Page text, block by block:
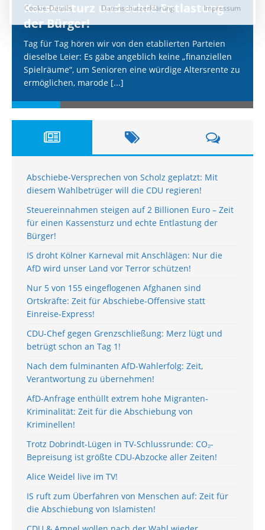
Kassensturz und echte Entlastung
der Bürger!
Tag für Tag hören wir von den etablierten Parteien
dieselbe Leier: Es gäbe angeblich keine „finanziellen
Spielräume“, um Senioren eine würdige Altersrente zu
ermöglichen, marode [...]
Abschiebe-Versprechen von Scholz geplatzt: Mit
diesem Wahlbetrüger will die CDU regieren!
Steuereinnahmen steigen auf 2 Billionen Euro – Zeit
für einen Kassensturz und echte Entlastung der
Bürger!
IS droht Kölner Karneval mit Anschlägen: Nur die
AfD wird unser Land vor Terror schützen!
Nur 5 von 155 eingeflogenen Afghanen sind
Ortskräfte: Zeit für Abschiebe-Offensive statt
Einreise-Express!
CDU-Chef gegen Grenzschließung: Merz lügt und
betrügt schon an Tag 1!
Nach dem fulminanten AfD-Wahlerfolg: Zeit,
Verantwortung zu übernehmen!
AfD-Anfrage enthüllt extrem hohe Migranten-
Kriminalität: Zeit für die Abschiebung von
Kriminellen!
Trotz Dobrindt-Lügen in TV-Schlussrunde: CO₂-
Bepreisung ist größte CDU-Abzocke aller Zeiten!
Alice Weidel live im TV!
IS ruft zum Überfahren von Menschen auf: Zeit für
die Abschiebung von Islamisten!